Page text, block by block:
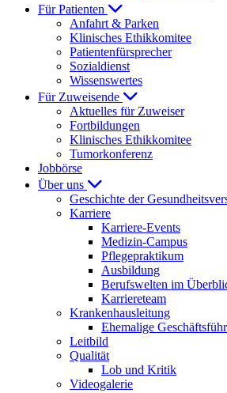
Für Patienten
Anfahrt & Parken
Klinisches Ethikkomitee
Patientenfürsprecher
Sozialdienst
Wissenswertes
Für Zuweisende
Aktuelles für Zuweiser
Fortbildungen
Klinisches Ethikkomitee
Tumorkonferenz
Jobbörse
Über uns
Geschichte der
Karriere
Karriere-Events
Medizin-Campus
Pflegepraktikum
Ausbildung
Berufswelten im
Karriereteam
Krankenhausleitung
Ehemalige
Leitbild
Qualität
Lob und Kritik
Videogalerie